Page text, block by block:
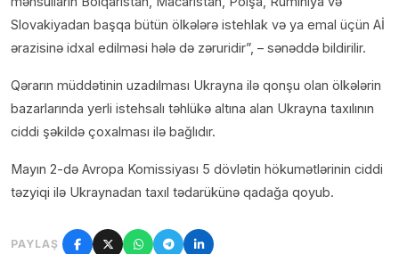
Slovakiyadan başqa bütün ölkələrə istehlak və ya emal üçün Aİ
ərazisinə idxal edilməsi hələ də zəruridir”, – sənəddə bildirilir.
Qərarın müddətinin uzadılması Ukrayna ilə qonşu olan ölkələrin
bazarlarında yerli istehsalı təhlükə altına alan Ukrayna taxılının
ciddi şəkildə çoxalması ilə bağlıdır.
Mayın 2-də Avropa Komissiyası 5 dövlətin hökumətlərinin ciddi
təzyiqi ilə Ukraynadan taxıl tədarükünə qadağa qoyub.
PAYLAŞ